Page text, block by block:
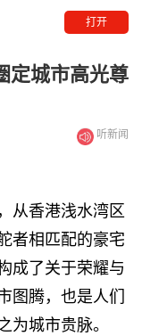
打开
定城市高光尊
听新闻
从香港浅水湾区
者相匹配的豪宅
成了关于荣耀与
图腾，也是人们
为城市贵脉。